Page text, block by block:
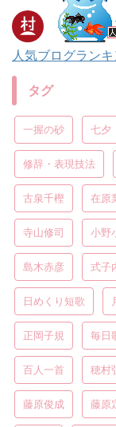
人気ブログラン
タグ
一握の砂 七夕
修辞・表現技法
古泉千樫 在原
寺山修司 小野
島木赤彦 式子
日めくり短歌
正岡子規 毎日
百人一首 穂村
藤原俊成 藤原